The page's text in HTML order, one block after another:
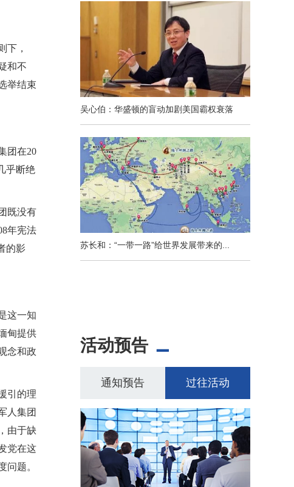
下，
和不
举结束
团在20
乎断绝
既没有
年宪法
的影
这一知
甸提供
念和政
引的理
人集团
由于缺
党在这
问题。
吴心伯：华盛顿的盲动加剧美国霸权衰落
苏长和：“一带一路”给世界发展带来的...
活动预告
通知预告 过往活动